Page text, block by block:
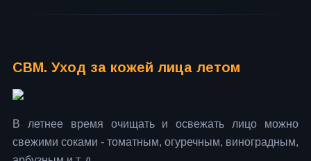
СВМ. Уход за кожей лица летом
В летнее время очищать и освежать лицо можно
свежими соками - томатным, огуречным, виноградным,